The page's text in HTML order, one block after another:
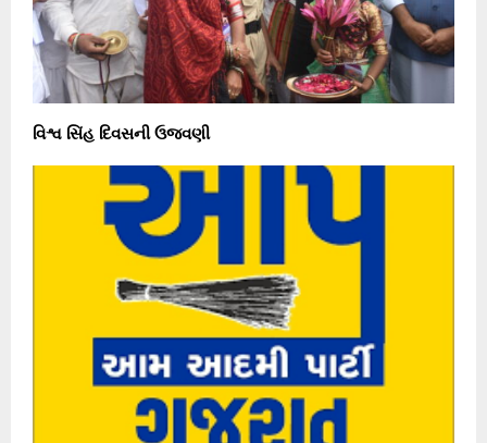
વિશ્વ સિંહ દિવસની ઉજવણી